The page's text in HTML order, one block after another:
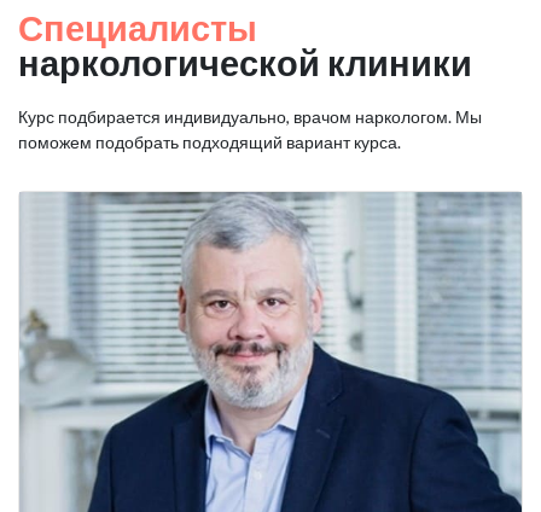
Специалисты
наркологической клиники
Курс подбирается индивидуально, врачом наркологом. Мы
поможем подобрать подходящий вариант курса.